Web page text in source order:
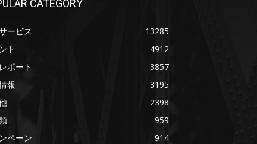
CATEGORY
ービス
13285
ト
4912
ポート
3857
報
3195
2398
959
ペーン
914